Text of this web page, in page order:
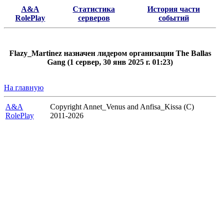
A&A
RolePlay
Статистика
серверов
История части
событий
Flazy_Martinez назначен лидером организации The Ballas
Gang (1 сервер, 30 янв 2025 г. 01:23)
На главную
A&A
RolePlay
Copyright Annet_Venus and Anfisa_Kissa (C)
2011-2026